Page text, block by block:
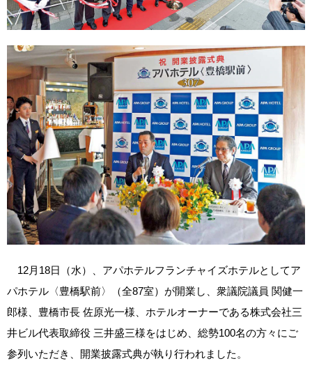
12月18日（水）、アパホテルフランチャイズホテルとしてア
パホテル〈豊橋駅前〉（全87室）が開業し、衆議院議員 関健一
郎様、豊橋市長 佐原光一様、ホテルオーナーである株式会社三
井ビル代表取締役 三井盛三様をはじめ、総勢100名の方々にご
参列いただき、開業披露式典が執り行われました。